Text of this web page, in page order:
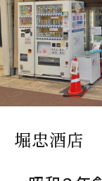
堀忠酒店